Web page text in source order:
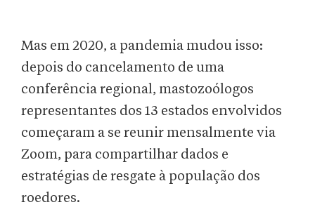
Mas em 2020, a pandemia mudou isso:
depois do cancelamento de uma
conferência regional, mastozoólogos
representantes dos 13 estados envolvidos
começaram a se reunir mensalmente via
Zoom, para compartilhar dados e
estratégias de resgate à população dos
roedores.